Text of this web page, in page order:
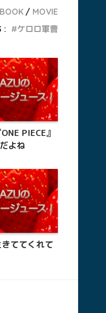
BOOK
MOVIE
:
ケロロ軍曹
PIECE』
よね
ててくれて